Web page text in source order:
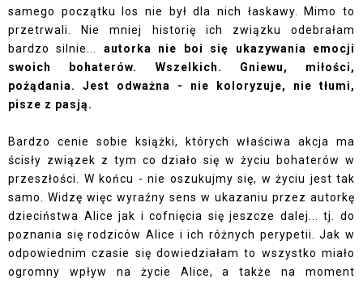
samego początku los nie był dla nich łaskawy. Mimo to
przetrwali. Nie mniej historię ich związku odebrałam
bardzo silnie... autorka nie boi się ukazywania emocji
swoich bohaterów. Wszelkich. Gniewu, miłości,
pożądania.
Jest odważna - nie koloryzuje, nie tłumi,
pisze z pasją.
Bardzo cenie sobie książki, których właściwa akcja ma
ścisły związek z tym co działo się w życiu bohaterów w
przeszłości. W końcu - nie oszukujmy się, w życiu jest tak
samo. Widzę więc wyraźny sens w ukazaniu przez autorkę
dzieciństwa Alice jak i cofnięcia się jeszcze dalej... tj. do
poznania się rodziców Alice i ich różnych perypetii. Jak w
odpowiednim czasie się dowiedziałam to wszystko miało
ogromny wpływ na życie Alice, a także na moment